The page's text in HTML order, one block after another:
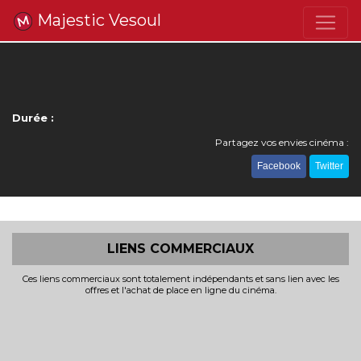
Majestic Vesoul
Durée :
Partagez vos envies cinéma :
Facebook Twitter
LIENS COMMERCIAUX
Ces liens commerciaux sont totalement indépendants et sans lien avec les
offres et l'achat de place en ligne du cinéma.